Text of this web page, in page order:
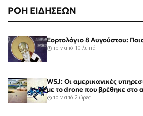
ΡΟΗ ΕΙΔΗΣΕΩΝ
Εορτολόγιο 8 Αυγούστου:
πριν από 10 λεπτά
WSJ: Οι αμερικανικές
με το drone που βρέθηκε στο
πριν από 2 ώρες